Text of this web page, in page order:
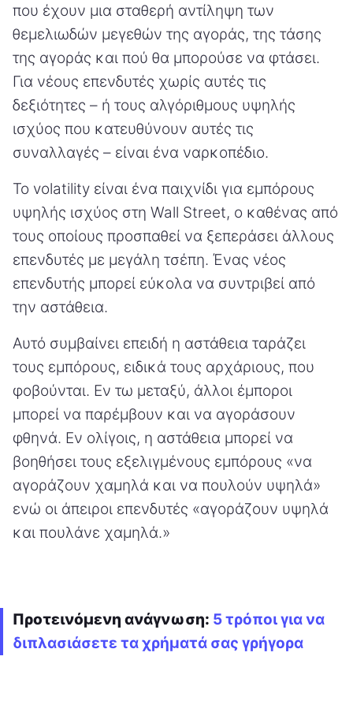
που έχουν μια σταθερή αντίληψη των
θεμελιωδών μεγεθών της αγοράς, της τάσης
της αγοράς και πού θα μπορούσε να φτάσει.
Για νέους επενδυτές χωρίς αυτές τις
δεξιότητες – ή τους αλγόριθμους υψηλής
ισχύος που κατευθύνουν αυτές τις
συναλλαγές – είναι ένα ναρκοπέδιο.
Το volatility είναι ένα παιχνίδι για εμπόρους
υψηλής ισχύος στη Wall Street, ο καθένας από
τους οποίους προσπαθεί να ξεπεράσει άλλους
επενδυτές με μεγάλη τσέπη. Ένας νέος
επενδυτής μπορεί εύκολα να συντριβεί από
την αστάθεια.
Αυτό συμβαίνει επειδή η αστάθεια ταράζει
τους εμπόρους, ειδικά τους αρχάριους, που
φοβούνται. Εν τω μεταξύ, άλλοι έμποροι
μπορεί να παρέμβουν και να αγοράσουν
φθηνά. Εν ολίγοις, η αστάθεια μπορεί να
βοηθήσει τους εξελιγμένους εμπόρους «να
αγοράζουν χαμηλά και να πουλούν υψηλά»
ενώ οι άπειροι επενδυτές «αγοράζουν υψηλά
και πουλάνε χαμηλά.»
Προτεινόμενη ανάγνωση: 5 τρόποι για να
διπλασιάσετε τα χρήματά σας γρήγορα